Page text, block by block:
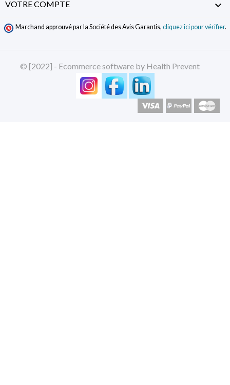
VOTRE COMPTE 
Marchand approuvé par la Société des Avis Garantis, cliquez ici pour vérifier.
© [2022] - Ecommerce software by Health Prevent